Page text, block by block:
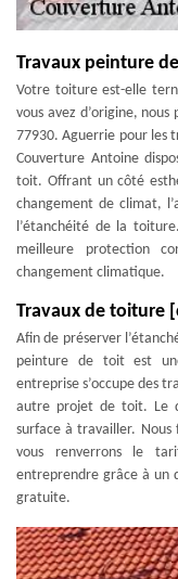
Travaux peinture
Votre toiture est-elle
vous avez d’origine,
77930. Aguerrie pour les
Couverture Antoine
toit. Offrant un côté
changement de climat,
l’étanchéité de la
meilleure protection
changement climatique.
Travaux de toiture
Afin de préserver
peinture de toit est
entreprise s’occupe des
autre projet de toit. Le
surface à travailler.
vous renverrons le
entreprendre grâce à un
gratuite.